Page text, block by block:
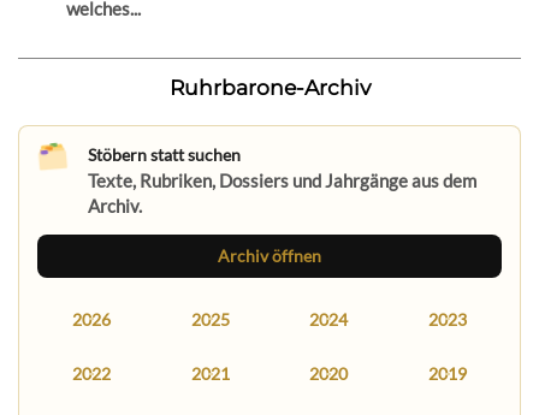
welches...
Ruhrbarone-Archiv
Stöbern statt suchen
Texte, Rubriken, Dossiers und Jahrgänge aus dem
Archiv.
Archiv öffnen
2026 2025 2024 2023
2022 2021 2020 2019